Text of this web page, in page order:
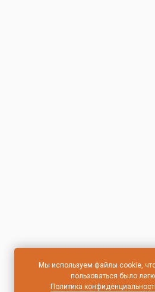
Мы используем файлы cookie,
пользоваться было
Политика